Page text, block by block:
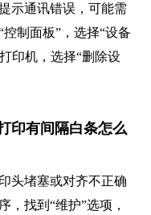
示通讯错误，可能需
制面板”，选择“设备
印机，选择“删除设
印有间隔白条怎么
头堵塞或对齐不正确
，找到“维护”选项，